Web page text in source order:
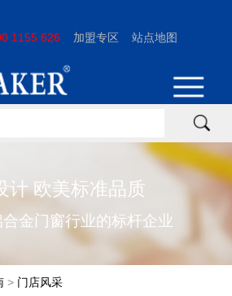
1155 626 加盟专区 站点地图
计 欧美标准品质
金门窗行业的标杆企业
> 门店风采